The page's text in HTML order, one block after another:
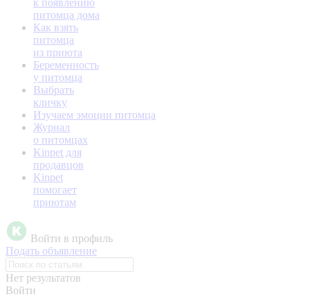
к появлению
питомца дома
Как взять
питомца
из приюта
Беременность
у питомца
Выбрать
кличку
Изучаем эмоции питомца
Журнал
о питомцах
Kinpet для
продавцов
Kinpet
помогает
приютам
Войти в профиль
Подать объявление
Нет результатов
Войти